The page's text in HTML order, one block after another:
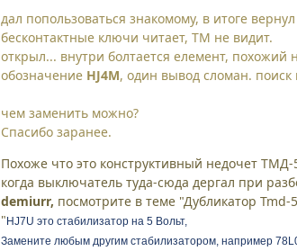
дал попользоваться знакомому, в итоге
бесконтактные ключи читает, ТМ не видит.
открыл... внутри болтается елемент, похожий
обозначение HJ4M, один вывод сломан. поиск
чем заменить можно?
Спасибо заранее.
Похоже что это конструктивный недочет
когда выключатель туда-сюда дергал при
demiurr, посмотрите в теме "Дубликатор
"HJ7U это стабилизатор на 5 Вольт,
Замените любым другим стабилизатором, например